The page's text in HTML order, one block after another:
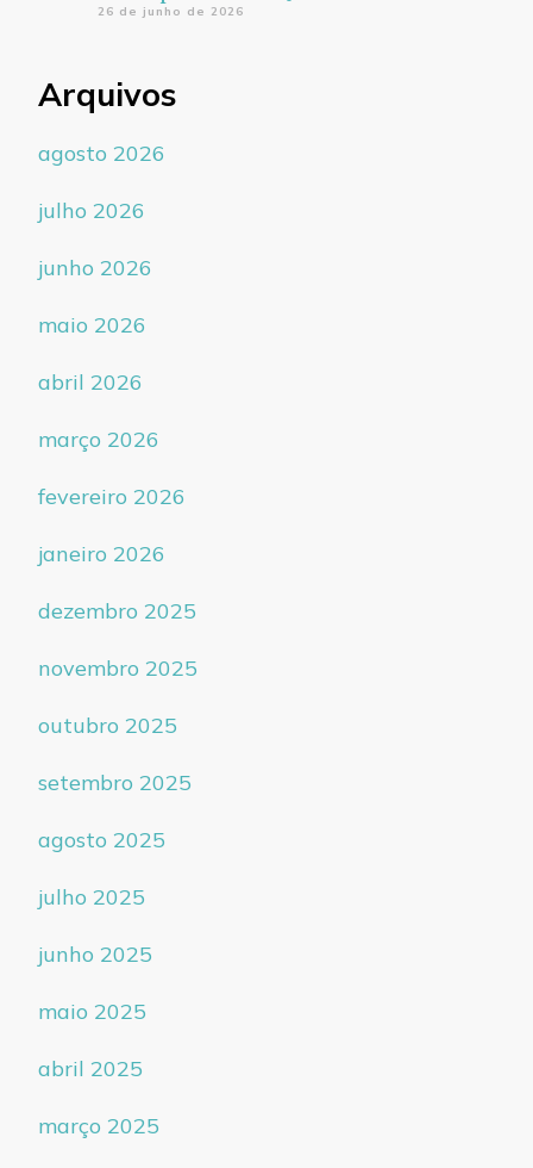
26 de junho de 2026
Arquivos
agosto 2026
julho 2026
junho 2026
maio 2026
abril 2026
março 2026
fevereiro 2026
janeiro 2026
dezembro 2025
novembro 2025
outubro 2025
setembro 2025
agosto 2025
julho 2025
junho 2025
maio 2025
abril 2025
março 2025